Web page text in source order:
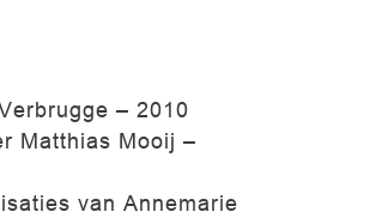
– 2010
Matthias Mooij –
van Annemarie